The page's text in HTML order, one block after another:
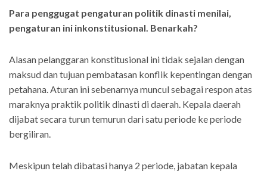
Para penggugat pengaturan politik dinasti menilai,
pengaturan ini inkonstitusional. Benarkah?
Alasan pelanggaran konstitusional ini tidak sejalan dengan
maksud dan tujuan pembatasan konflik kepentingan dengan
petahana. Aturan ini sebenarnya muncul sebagai respon atas
maraknya praktik politik dinasti di daerah. Kepala daerah
dijabat secara turun temurun dari satu periode ke periode
bergiliran.
Meskipun telah dibatasi hanya 2 periode, jabatan kepala